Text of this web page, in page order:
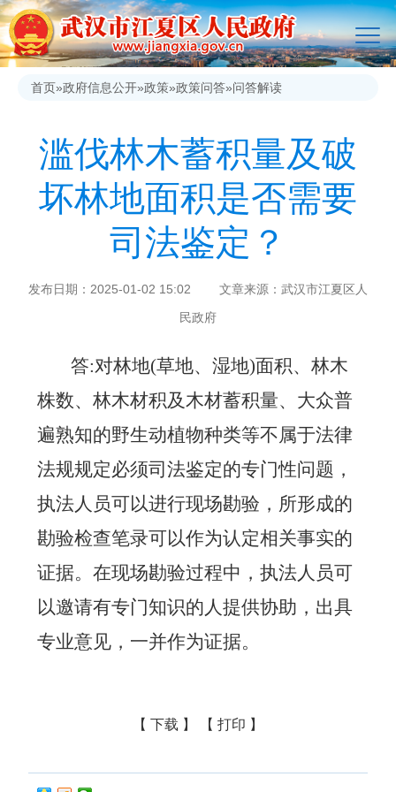
首页»政府信息公开»政策»政策问答»问答解读
滥伐林木蓄积量及破
坏林地面积是否需要
司法鉴定？
发布日期：2025-01-02 15:02 文章来源：武汉市江夏区人
民政府
答:对林地(草地、湿地)面积、林木
株数、林木材积及木材蓄积量、大众普
遍熟知的野生动植物种类等不属于法律
法规规定必须司法鉴定的专门性问题，
执法人员可以进行现场勘验，所形成的
勘验检查笔录可以作为认定相关事实的
证据。在现场勘验过程中，执法人员可
以邀请有专门知识的人提供协助，出具
专业意见，一并作为证据。
【 下载 】 【 打印 】